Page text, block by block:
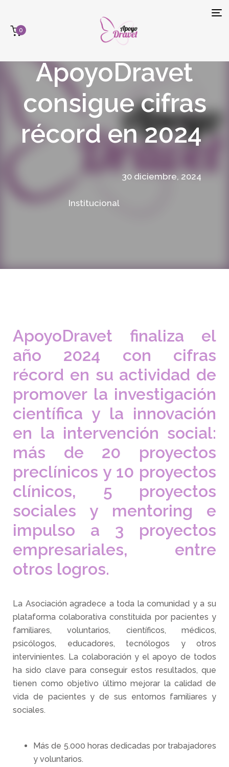
0
ApoyoDravet
consigue cifras
récord en 2024
30 diciembre, 2024
Institucional
ApoyoDravet finaliza el
año 2024 con cifras
récord en su actividad de
promover la investigación
científica y la innovación
en la intervención social:
más de 20 proyectos
preclínicos y 10 proyectos
clínicos, 5 proyectos
sociales y mentoring e
impulso a 3 proyectos
empresariales, entre
otros logros.
La Asociación agradece a toda la comunidad y a su
plataforma colaborativa constituida por pacientes y
familiares, voluntarios, científicos, médicos,
psicólogos, educadores, tecnólogos y otros
intervinientes. La colaboración y el apoyo de todos
ha sido clave para conseguir estos resultados, que
tienen como objetivo último mejorar la calidad de
vida de pacientes y de sus entornos familiares y
sociales.
Más de 5.000 horas dedicadas por trabajadores
y voluntarios.